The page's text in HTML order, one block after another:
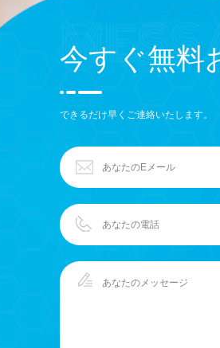
今すぐ無料
できるだけ早くご連絡いたします。